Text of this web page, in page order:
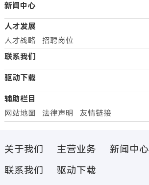
新闻中心
人才发展
人才战略
招聘岗位
联系我们
驱动下载
辅助栏目
网站地图
法律声明 友情链接
关于我们 主营业务 新闻中心
联系我们
驱动下载